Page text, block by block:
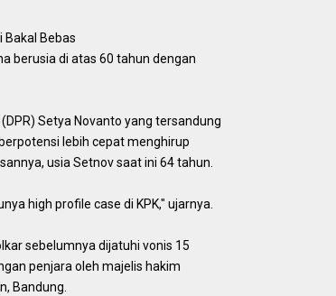
Bakal Bebas
berusia di atas 60 tahun dengan
Setya Novanto yang tersandung
lebih cepat menghirup
usia Setnov saat ini 64 tahun.
high profile case di KPK," ujarnya.
sebelumnya dijatuhi vonis 15
penjara oleh majelis hakim
Bandung.